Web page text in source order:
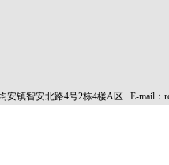
安镇智安北路4号2栋4楼A区
E-mail：